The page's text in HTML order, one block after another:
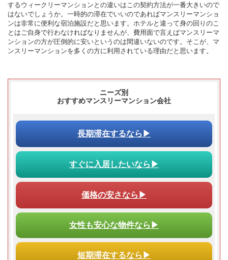
するウィークリーマンションとの違いはこの契約方法が一番大きいので
はないでしょうか。一時的の滞在でいいのであればマンスリーマンショ
ンは非常に便利な宿泊施設だと思います。ホテルと違って身の回りのこ
とはご自身で行わなければなりませんが、費用面で言えばマンスリーマ
ンションの方が圧倒的に安いというのは間違いないのです。そこが、マ
ンスリーマンションを多くの方に利用されている理由だと思います。
ニーズ別
おすすめマンスリーマンション会社
長期滞在するなら▶
すぐに入居したいなら▶
価格の安さなら▶
女性も安心な物件なら▶
短期滞在するなら▶